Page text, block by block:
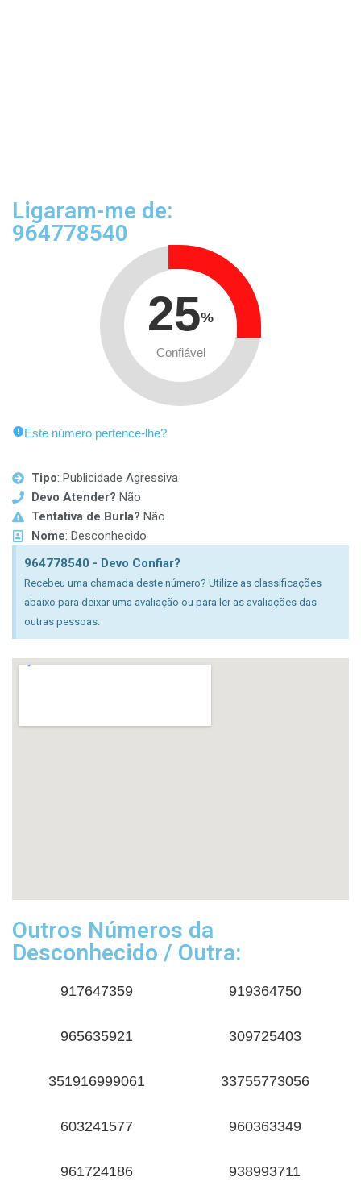
Ligaram-me de:
964778540
25%
Confiável
Este número pertence-lhe?
Tipo: Publicidade Agressiva
Devo Atender? Não
Tentativa de Burla? Não
Nome: Desconhecido
964778540 - Devo Confiar?
Recebeu uma chamada deste número? Utilize as classificações
abaixo para deixar uma avaliação ou para ler as avaliações das
outras pessoas.
Outros Números da
Desconhecido / Outra:
917647359 919364750
965635921 309725403
351916999061 33755773056
603241577 960363349
961724186 938993711